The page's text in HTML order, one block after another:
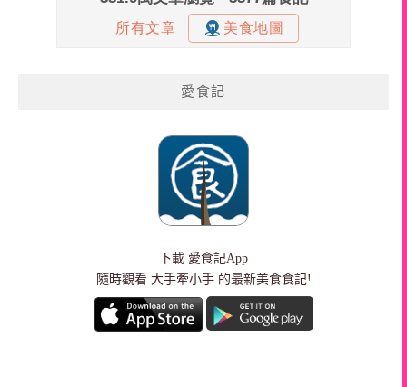
愛食記
下載 愛食記App
隨時觀看 大手牽小手 的最新美食食記!